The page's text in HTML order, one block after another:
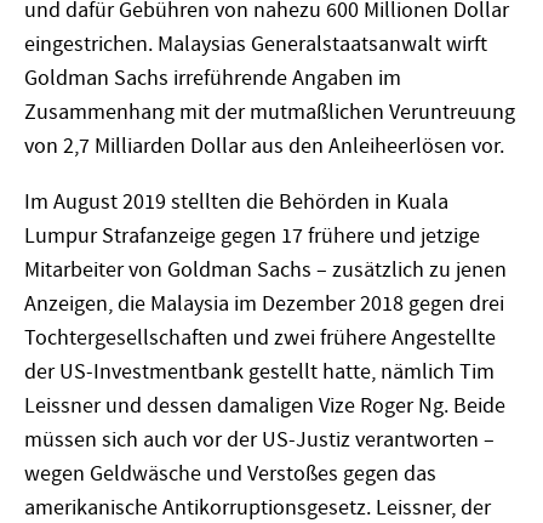
und dafür Gebühren von nahezu 600 Millionen Dollar
eingestrichen. Malaysias Generalstaatsanwalt wirft
Goldman Sachs irreführende Angaben im
Zusammenhang mit der mutmaßlichen Veruntreuung
von 2,7 Milliarden Dollar aus den Anleiheerlösen vor.
Im August 2019 stellten die Behörden in Kuala
Lumpur Strafanzeige gegen 17 frühere und jetzige
Mitarbeiter von Goldman Sachs – zusätzlich zu jenen
Anzeigen, die Malaysia im Dezember 2018 gegen drei
Tochtergesellschaften und zwei frühere Angestellte
der US-Investmentbank gestellt hatte, nämlich Tim
Leissner und dessen damaligen Vize Roger Ng. Beide
müssen sich auch vor der US-Justiz verantworten –
wegen Geldwäsche und Verstoßes gegen das
amerikanische Antikorruptionsgesetz. Leissner, der